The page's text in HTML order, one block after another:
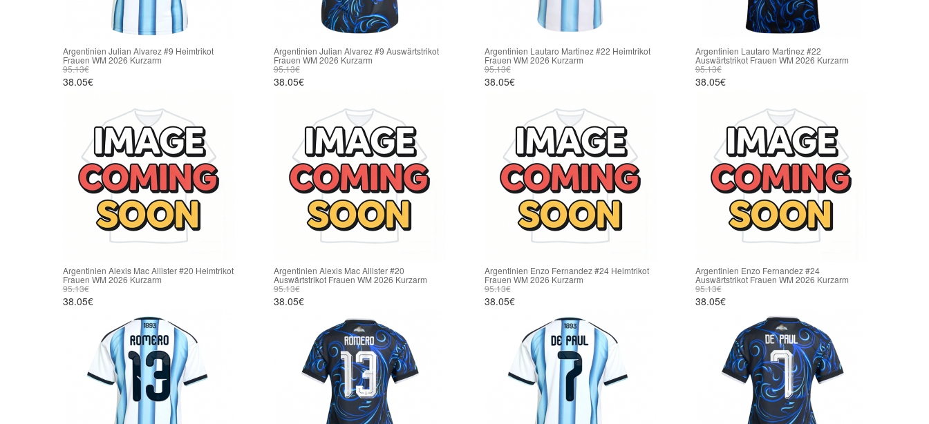
Argentinien Julian Alvarez #9 Heimtrikot
Frauen WM 2026 Kurzarm
95.13€
38.05€
Argentinien Julian Alvarez #9 Auswärtstrikot
Frauen WM 2026 Kurzarm
95.13€
38.05€
Argentinien Lautaro Martinez #22 Heimtrikot
Frauen WM 2026 Kurzarm
95.13€
38.05€
Argentinien Lautaro Martinez #22
Auswärtstrikot Frauen WM 2026 Kurzarm
95.13€
38.05€
Argentinien Alexis Mac Allister #20 Heimtrikot
Frauen WM 2026 Kurzarm
95.13€
38.05€
Argentinien Alexis Mac Allister #20
Auswärtstrikot Frauen WM 2026 Kurzarm
95.13€
38.05€
Argentinien Enzo Fernandez #24 Heimtrikot
Frauen WM 2026 Kurzarm
95.13€
38.05€
Argentinien Enzo Fernandez #24
Auswärtstrikot Frauen WM 2026 Kurzarm
95.13€
38.05€